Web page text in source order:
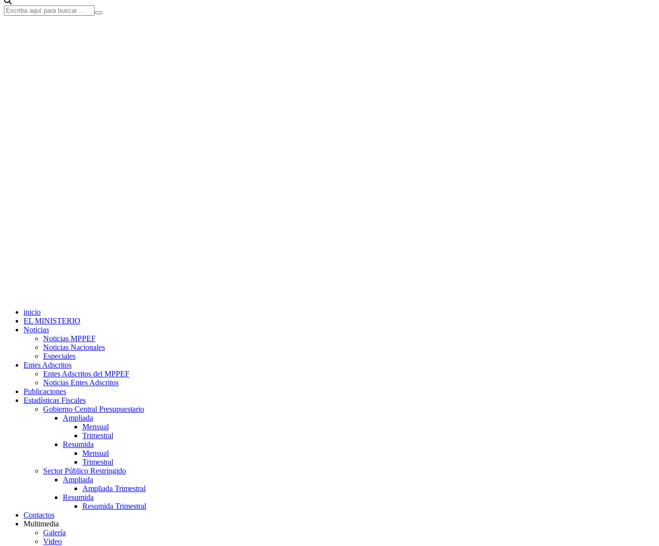
inicio
EL MINISTERIO
Noticias
Noticias MPPEF
Noticias Nacionales
Especiales
Entes Adscritos
Entes Adscritos del MPPEF
Noticias Entes Adscritos
Publicaciones
Estadísticas Fiscales
Gobierno Central Presupuestario
Ampliada
Mensual
Trimestral
Resumida
Mensual
Trimestral
Sector Público Restringido
Ampliada
Ampliada Trimestral
Resumida
Resumida Trimestral
Contactos
Multimedia
Galería
Video